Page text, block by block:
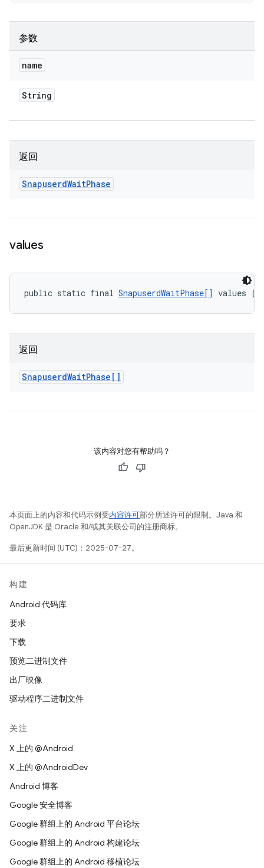
参数
name
String
返回
SnapuserdWaitPhase
values
public static final SnapuserdWaitPhase[] values ()
返回
SnapuserdWaitPhase[]
该内容对您有帮助吗？
本页面上的内容和代码示例受内容许可部分所述许可的限制。Java 和
OpenJDK 是 Oracle 和/或其关联公司的注册商标。
最后更新时间 (UTC)：2025-07-27。
构建
Android 代码库
要求
下载
预览二进制文件
出厂映像
驱动程序二进制文件
关注
X 上的 @Android
X 上的 @AndroidDev
Android 博客
Google 安全博客
Google 群组上的 Android 平台论坛
Google 群组上的 Android 构建论坛
Google 群组上的 Android 移植论坛